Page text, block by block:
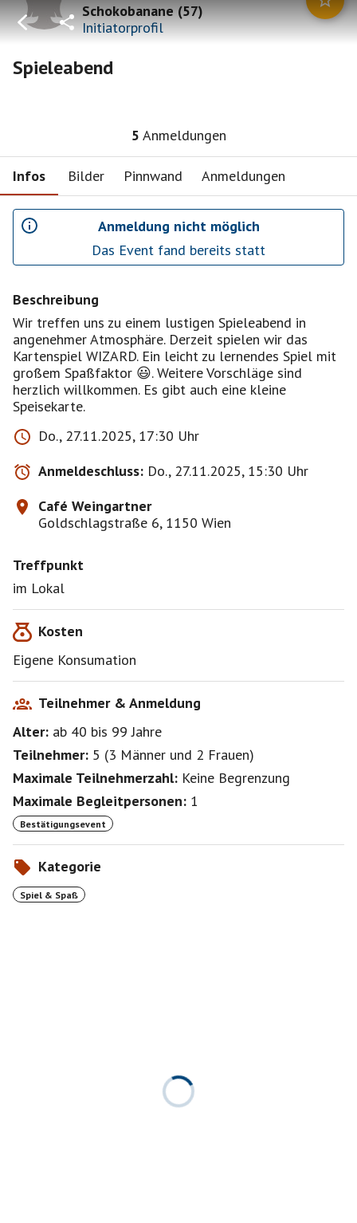
Schokobanane(57)
Initiatorprofil
Spieleabend
5 Anmeldungen
Infos Bilder Pinnwand Anmeldungen
Anmeldung nicht möglich
Das Event fand bereits statt
Beschreibung
Wir treffen uns zu einem lustigen Spieleabend in
angenehmer Atmosphäre. Derzeit spielen wir das
Kartenspiel WIZARD. Ein leicht zu lernendes Spiel mit
großem Spaßfaktor 😃. Weitere Vorschläge sind
herzlich willkommen. Es gibt auch eine kleine
Speisekarte.
Do., 27.11.2025, 17:30 Uhr
Anmeldeschluss: Do., 27.11.2025, 15:30 Uhr
Café Weingartner
Goldschlagstraße 6, 1150 Wien
Treffpunkt
im Lokal
Kosten
Eigene Konsumation
Teilnehmer & Anmeldung
Alter: ab 40 bis 99Jahre
Teilnehmer: 5 (3 Männer und 2 Frauen)
Maximale Teilnehmerzahl: Keine Begrenzung
Maximale Begleitpersonen: 1
Bestätigungsevent
Kategorie
Spiel & Spaß